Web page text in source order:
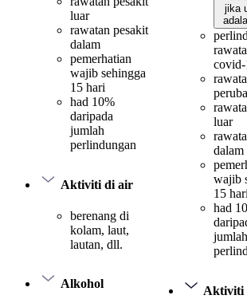
luar
rawatan pesakit
dalam
pemerhatian
wajib sehingga
15 hari
had 10%
daripada
jumlah
perlindungan
Aktiviti di air
berenang di
kolam, laut,
lautan, dll.
Alkohol
jika
luar
dalam
wajib
15 hari
had
jumlah
Aktiviti